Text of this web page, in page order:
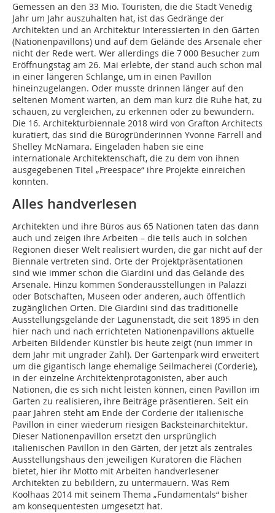
Gemessen an den 33 Mio. Touristen, die die Stadt Venedig
Jahr um Jahr auszuhalten hat, ist das Gedränge der
Architekten und an Architektur Interessierten in den Gärten
(Nationenpavillons) und auf dem Gelände des Arsenale eher
nicht der Rede wert. Wer allerdings die 7 000 Besucher zum
Eröffnungstag am 26. Mai erlebte, der stand auch schon mal
in einer längeren Schlange, um in einen Pavillon
hineinzugelangen. Oder musste drinnen länger auf den
seltenen Moment warten, an dem man kurz die Ruhe hat, zu
schauen, zu vergleichen, zu erkennen oder zu bewundern.
Die 16. Architekturbiennale 2018 wird von Grafton Architects
kuratiert, das sind die Bürogründerinnen Yvonne Farrell and
Shelley McNamara. Eingeladen haben sie eine
internationale Architektenschaft, die zu dem von ihnen
ausgegebenen Titel „Freespace“ ihre Projekte einreichen
konnten.
Alles handverlesen
Architekten und ihre Büros aus 65 Nationen taten das dann
auch und zeigen ihre Arbeiten – die teils auch in solchen
Regionen dieser Welt realisiert wurden, die gar nicht auf der
Biennale vertreten sind. Orte der Projektpräsentationen
sind wie immer schon die Giardini und das Gelände des
Arsenale. Hinzu kommen Sonderausstellungen in Palazzi
oder Botschaften, Museen oder anderen, auch öffentlich
zugänglichen Orten. Die Giardini sind das traditionelle
Ausstellungsgelände der Lagunenstadt, die seit 1895 in den
hier nach und nach errichteten Nationenpavillons aktuelle
Arbeiten Bildender Künstler bis heute zeigt (nun immer in
dem Jahr mit ungrader Zahl). Der Gartenpark wird erweitert
um die gigantisch lange ehemalige Seilmacherei (Corderie),
in der einzelne Architektenprotagonisten, aber auch
Nationen, die es sich nicht leisten können, einen Pavillon im
Garten zu realisieren, ihre Beiträge präsentieren. Seit ein
paar Jahren steht am Ende der Corderie der italienische
Pavillon in einer wiederum riesigen Backsteinarchitektur.
Dieser Nationenpavillon ersetzt den ursprünglich
italienischen Pavillon in den Gärten, der jetzt als zentrales
Ausstellungshaus den jeweiligen Kuratoren die Flächen
bietet, hier ihr Motto mit Arbeiten handverlesener
Architekten zu bebildern, zu untermauern. Was Rem
Koolhaas 2014 mit seinem Thema „Fundamentals“ bisher
am konsequentesten umgesetzt hat.